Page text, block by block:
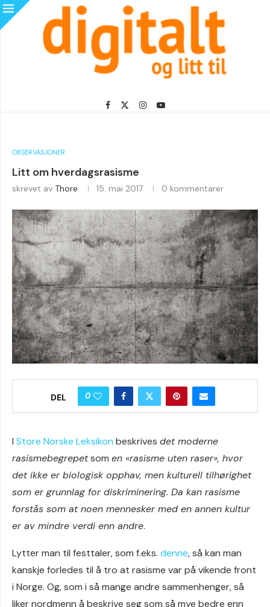
OBSERVASJONER
Litt om hverdagsrasisme
skrevet av Thore 15. mai 2017 0 kommentarer
DEL 0
I Store Norske Leksikon beskrives det moderne
rasismebegrepetsom en «rasisme uten raser», hvor
det ikke er biologisk opphav, men kulturell tilhørighet
som er grunnlag for diskriminering. Da kan rasisme
forstås som at noen mennesker med en annen kultur
er av mindre verdi enn andre.
Lytter man til festtaler, som f.eks. denne, så kan man
kanskje forledes til å tro at rasisme var på vikende front
i Norge. Og, som i så mange andre sammenhenger, så
liker nordmenn å beskrive seg som så mye bedre enn